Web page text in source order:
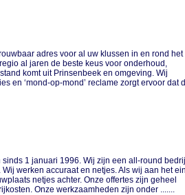
adres voor al uw klussen in en rond het
al jaren de beste keus voor onderhoud,
komt uit Prinsenbeek en omgeving. Wij
en ‘mond-op-mond’ reclame zorgt ervoor dat
1 januari 1996. Wij zijn een all-round
werken accuraat en netjes. Als wij aan het
netjes achter. Onze offertes zijn geheel
Onze werkzaamheden zijn onder .......